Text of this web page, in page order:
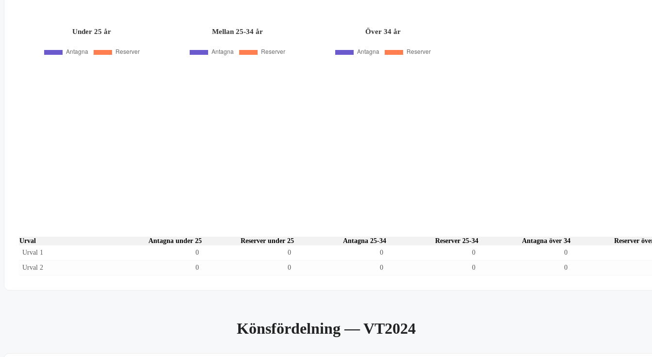
Under 25 år Mellan 25-34 år Över 34 år
Urval Antagna under 25 Reserver under 25 Antagna 25-34 Reserver 25-34 Antagna över 34
Reserver
Urval 1
0 0 0 0 0
Urval 2 0 0 0 0 0
Könsfördelning— VT2024